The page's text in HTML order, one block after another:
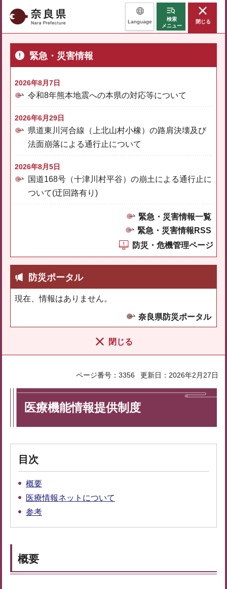
奈良県 Language
検索
メニュー
閉じる
緊急・災害情報
2026年8月7日
令和8年熊本地震への本県の対応等について
2026年6月29日
県道東川河合線（上北山村小橡）の路肩決壊及び
法面崩落による通行止について
2026年8月5日
国道168号（十津川村平谷）の崩土による通行止に
ついて(迂回路有り)
緊急・災害情報一覧
緊急・災害情報RSS
防災・危機管理ページ
防災ポータル
現在、情報はありません。
奈良県防災ポータル
閉じる
ページ番号：3356 更新日：2026年2月27日
医療機能情報提供制度
目次
概要
医療情報ネットについて
参考
概要